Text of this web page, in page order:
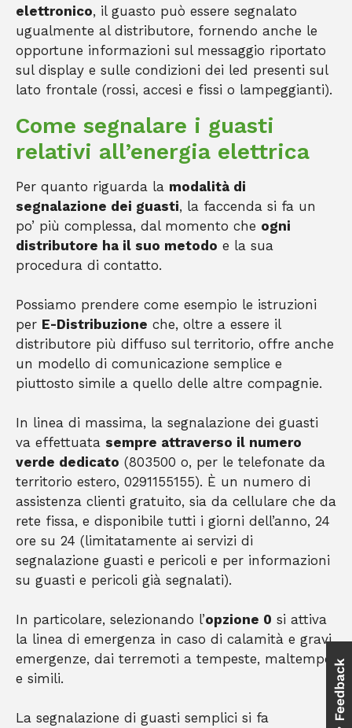
elettronico, il guasto può essere segnalato
ugualmente al distributore, fornendo anche le
opportune informazioni sul messaggio riportato
sul display e sulle condizioni dei led presenti sul
lato frontale (rossi, accesi e fissi o lampeggianti).
Come segnalare i guasti
relativi all’energia elettrica
Per quanto riguarda la modalità di
segnalazione dei guasti, la faccenda si fa un
po’ più complessa, dal momento che ogni
distributore ha il suo metodo e la sua
procedura di contatto.
Possiamo prendere come esempio le istruzioni
per E-Distribuzione che, oltre a essere il
distributore più diffuso sul territorio, offre anche
un modello di comunicazione semplice e
piuttosto simile a quello delle altre compagnie.
In linea di massima, la segnalazione dei guasti
va effettuata sempre attraverso il numero
verde dedicato (803500 o, per le telefonate da
territorio estero, 0291155155). È un numero di
assistenza clienti gratuito, sia da cellulare che da
rete fissa, e disponibile tutti i giorni dell’anno, 24
ore su 24 (limitatamente ai servizi di
segnalazione guasti e pericoli e per informazioni
su guasti e pericoli già segnalati).
In particolare, selezionando l’opzione 0 si attiva
la linea di emergenza in caso di calamità e gravi
emergenze, dai terremoti a tempeste, maltempo
e simili.
La segnalazione di guasti semplici si fa